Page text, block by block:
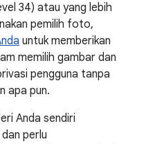
34) atau yang lebih
pemilih foto,
untuk memberikan
memilih gambar dan
pengguna tanpa
apa pun.
Anda sendiri
perlu